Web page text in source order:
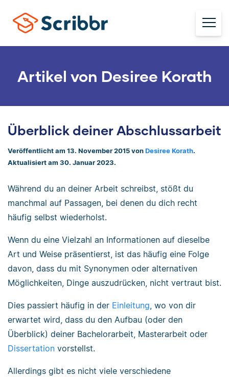
Artikel von Desiree Korath
Überblick deiner Abschlussarbeit
Veröffentlicht am 13. November 2015 von Desiree Korath.
Aktualisiert am 30. Januar 2023.
Während du an deiner Arbeit schreibst, stößt du
manchmal auf Passagen, bei denen du dich recht
häufig selbst wiederholst.
Wenn du eine Vielzahl an Informationen auf dieselbe
Art und Weise präsentierst, ist das häufig eine Folge
davon, dass du mit Synonymen oder alternativen
Möglichkeiten, Dinge auszudrücken, nicht vertraut bist.
Dies passiert häufig in der Einleitung, wo von dir
erwartet wird, dass du den Aufbau (oder den
Überblick) deiner Bachelorarbeit, Masterarbeit oder
Dissertation vorstellst.
Allerdings gibt es nicht viele verschiedene